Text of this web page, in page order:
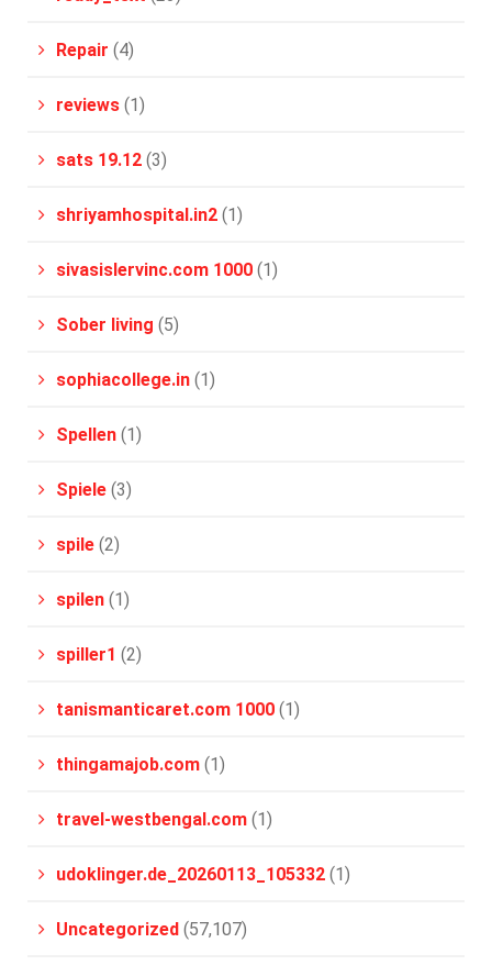
Repair (4)
reviews (1)
sats 19.12 (3)
shriyamhospital.in2 (1)
sivasislervinc.com 1000 (1)
Sober living (5)
sophiacollege.in (1)
Spellen (1)
Spiele (3)
spile (2)
spilen (1)
spiller1 (2)
tanismanticaret.com 1000 (1)
thingamajob.com (1)
travel-westbengal.com (1)
udoklinger.de_20260113_105332 (1)
Uncategorized (57,107)